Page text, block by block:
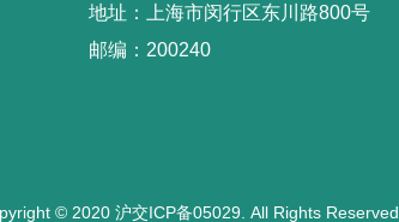
地址：上海市闵行区东川路800号
邮编：200240
© 2020 沪交ICP备05029. All Rights Reserved.